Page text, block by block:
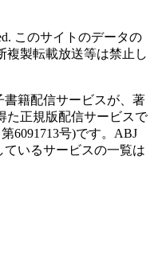
このサイトのデータの
複製転載放送等は禁止し
籍配信サービスが、著
た正規版配信サービスで
6091713号)です。ABJ
いるサービスの一覧は